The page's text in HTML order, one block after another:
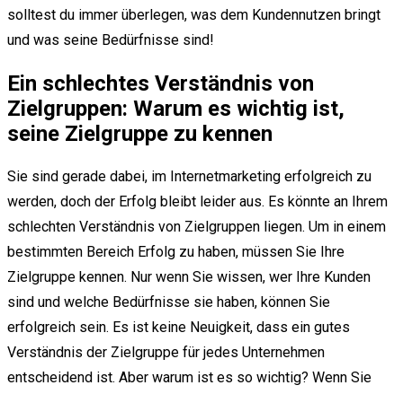
solltest du immer überlegen, was dem Kundennutzen bringt
und was seine Bedürfnisse sind!
Ein schlechtes Verständnis von
Zielgruppen: Warum es wichtig ist,
seine Zielgruppe zu kennen
Sie sind gerade dabei, im Internetmarketing erfolgreich zu
werden, doch der Erfolg bleibt leider aus. Es könnte an Ihrem
schlechten Verständnis von Zielgruppen liegen. Um in einem
bestimmten Bereich Erfolg zu haben, müssen Sie Ihre
Zielgruppe kennen. Nur wenn Sie wissen, wer Ihre Kunden
sind und welche Bedürfnisse sie haben, können Sie
erfolgreich sein. Es ist keine Neuigkeit, dass ein gutes
Verständnis der Zielgruppe für jedes Unternehmen
entscheidend ist. Aber warum ist es so wichtig? Wenn Sie